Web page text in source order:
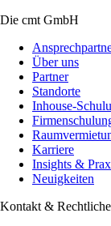
Die cmt GmbH
Über uns
Partner
Standorte
Inhouse-
Karriere
Insights &
Neuigkeiten
Kontakt &